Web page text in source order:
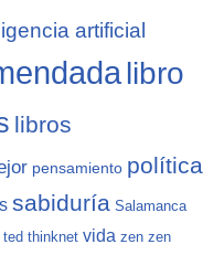
artificial
libro
libros
pensamiento política
sabiduría Salamanca
ted thinknet vida zen zen